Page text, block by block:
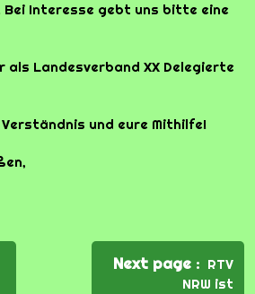
Interesse gebt uns bitte eine
als Landesverband XX Delegierte
und eure Mithilfe!
Next page
RTV
NRW ist